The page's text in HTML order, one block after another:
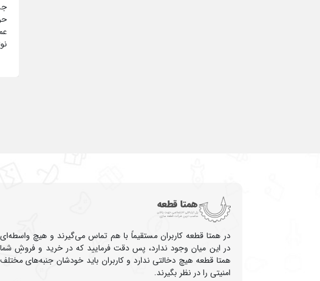
در همتا قطعه کاربران مستقیماً با هم تماس می‌گیرند و هیچ واسطه‌ای
در این میان وجود ندارد، پس دقت فرمایید که در خرید و فروشِ شما
همتا قطعه هیچ دخالتی ندارد و کاربران باید خودشان جنبه‌های مختلف
امنیتی را در نظر بگیرند.